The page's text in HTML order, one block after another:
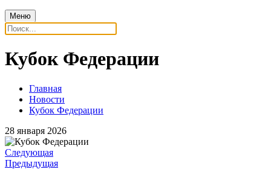
Меню
Кубок Федерации
Главная
Новости
Кубок Федерации
28 января 2026
Следующая
Предыдущая